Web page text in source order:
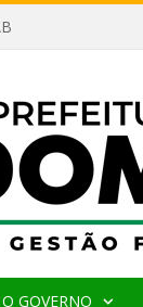
O GOVERNO